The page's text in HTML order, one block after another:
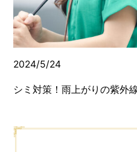
2024/5/24
シミ対策！雨上がりの紫外